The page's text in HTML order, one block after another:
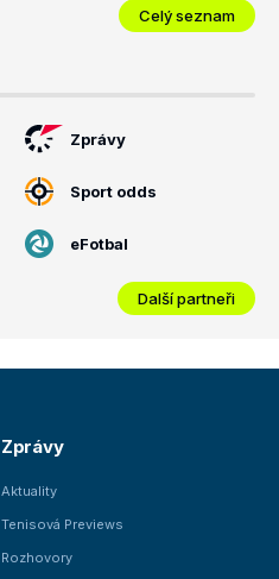
Celý seznam
Zprávy
Sport odds
eFotbal
Další partneři
Zprávy
Aktuality
Tenisová Previews
Rozhovory